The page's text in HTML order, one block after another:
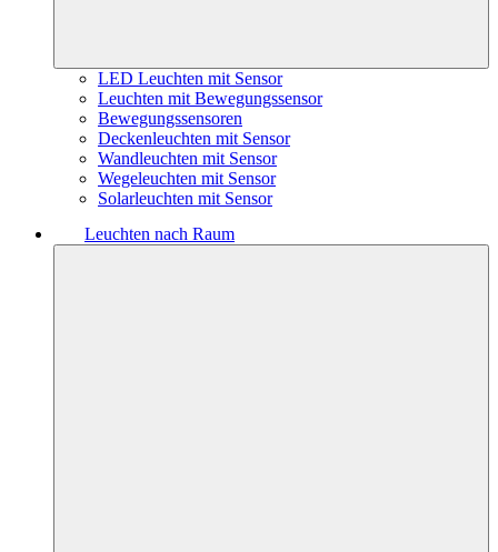
LED Leuchten mit Sensor
Leuchten mit Bewegungssensor
Bewegungssensoren
Deckenleuchten mit Sensor
Wandleuchten mit Sensor
Wegeleuchten mit Sensor
Solarleuchten mit Sensor
Leuchten nach Raum